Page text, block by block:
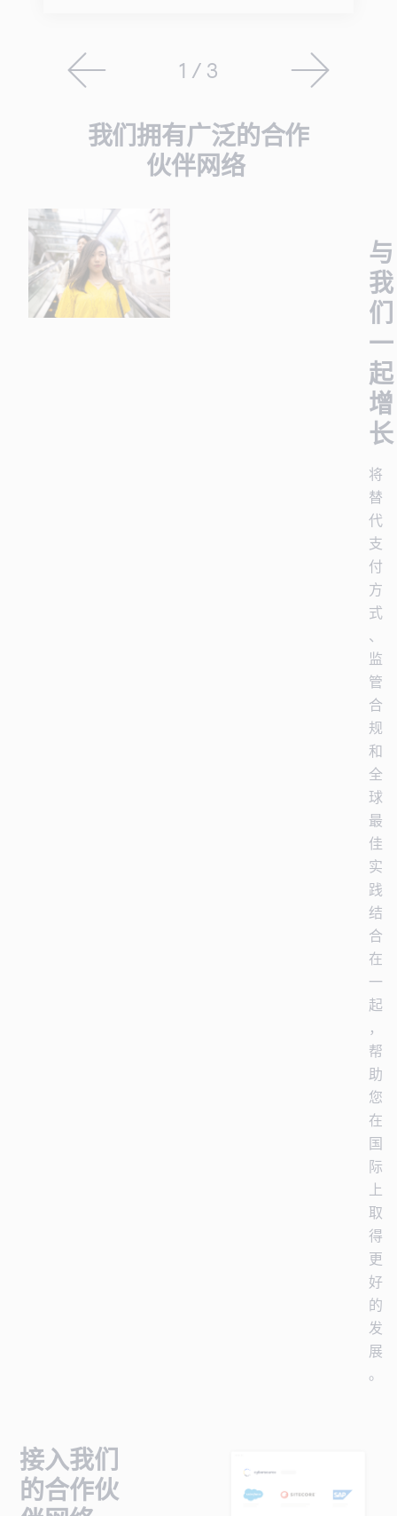
1 / 3
我们拥有广泛的合作
伙伴网络
与
我
们
一
起
增
长
将
替
代
支
付
方
式
、
监
管
合
规
和
全
球
最
佳
实
践
结
合
在
一
起
，
帮
助
您
在
国
际
上
取
得
更
好
的
发
展
。
接入我们
的合作伙